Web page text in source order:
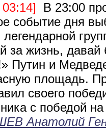
В 23:00
событие дня
легендарной
за жизнь, давай
Путин и
площадь.
своего
с победой
Анатолий